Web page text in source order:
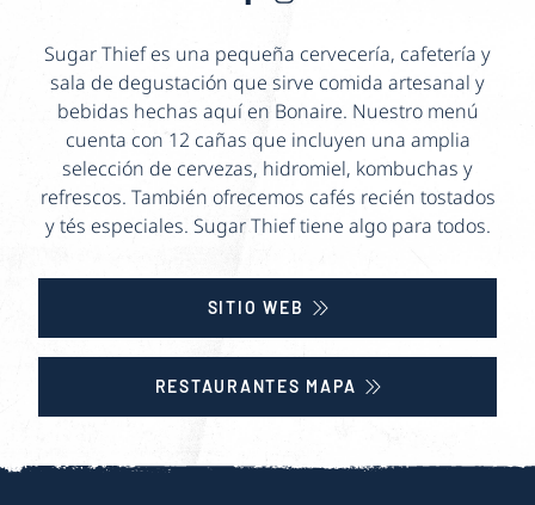
Sugar Thief es una pequeña cervecería, cafetería y
sala de degustación que sirve comida artesanal y
bebidas hechas aquí en Bonaire. Nuestro menú
cuenta con 12 cañas que incluyen una amplia
selección de cervezas, hidromiel, kombuchas y
refrescos. También ofrecemos cafés recién tostados
y tés especiales. Sugar Thief tiene algo para todos.
SITIO WEB
RESTAURANTES MAPA